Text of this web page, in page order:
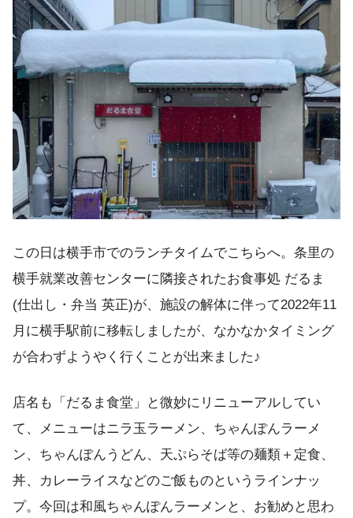
この日は横手市でのランチタイムでこちらへ。条里の
横手就業改善センターに隣接されたお食事処 だるま
(仕出し・弁当 英正)が、施設の解体に伴って2022年11
月に横手駅前に移転しましたが、なかなかタイミング
が合わずようやく行くことが出来ました♪
店名も「だるま食堂」と微妙にリニューアルしてい
て、メニューはニラ玉ラーメン、ちゃんぽんラーメ
ン、ちゃんぽんうどん、天ぷらそば等の麺類＋定食、
丼、カレーライスなどのご飯ものというラインナッ
プ。今回は和風ちゃんぽんラーメンと、お勧めと思わ